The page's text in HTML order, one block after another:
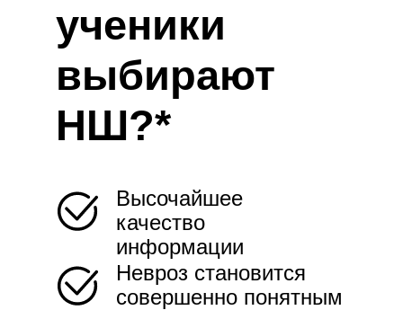
Высочайшее
качество
информации
Невроз становится
совершенно понятным
ученики
выбирают
НШ?*